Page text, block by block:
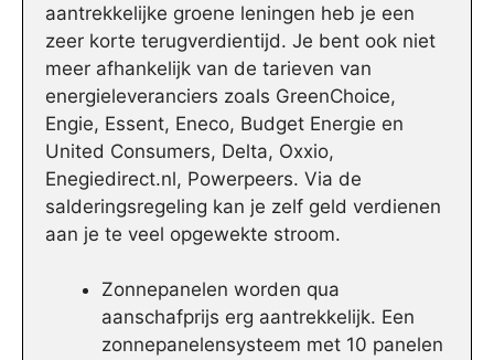
aantrekkelijke groene leningen heb je een
zeer korte terugverdientijd. Je bent ook niet
meer afhankelijk van de tarieven van
energieleveranciers zoals GreenChoice,
Engie, Essent, Eneco, Budget Energie en
United Consumers, Delta, Oxxio,
Enegiedirect.nl, Powerpeers. Via de
salderingsregeling kan je zelf geld verdienen
aan je te veel opgewekte stroom.
Zonnepanelen worden qua
aanschafprijs erg aantrekkelijk. Een
zonnepanelensysteem met 10 panelen